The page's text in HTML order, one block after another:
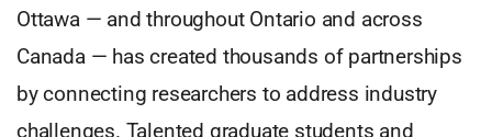
Ottawa — and throughout Ontario and across
Canada — has created thousands of partnerships
by connecting researchers to address industry
challenges. Talented graduate students and